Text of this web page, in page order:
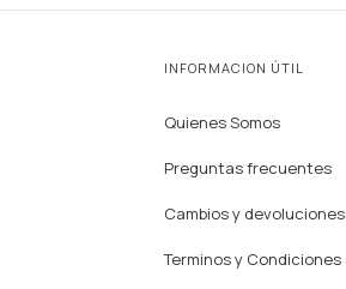
INFORMACION ÚTIL
Quienes Somos
Preguntas frecuentes
Cambios y devoluciones
Terminos y Condiciones